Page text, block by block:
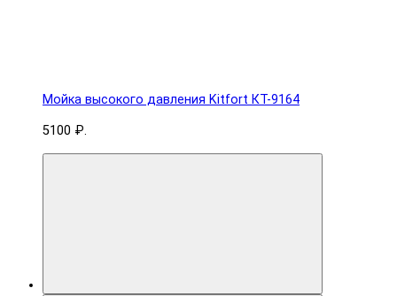
Мойка высокого давления Kitfort КТ-9164
5100 ₽.